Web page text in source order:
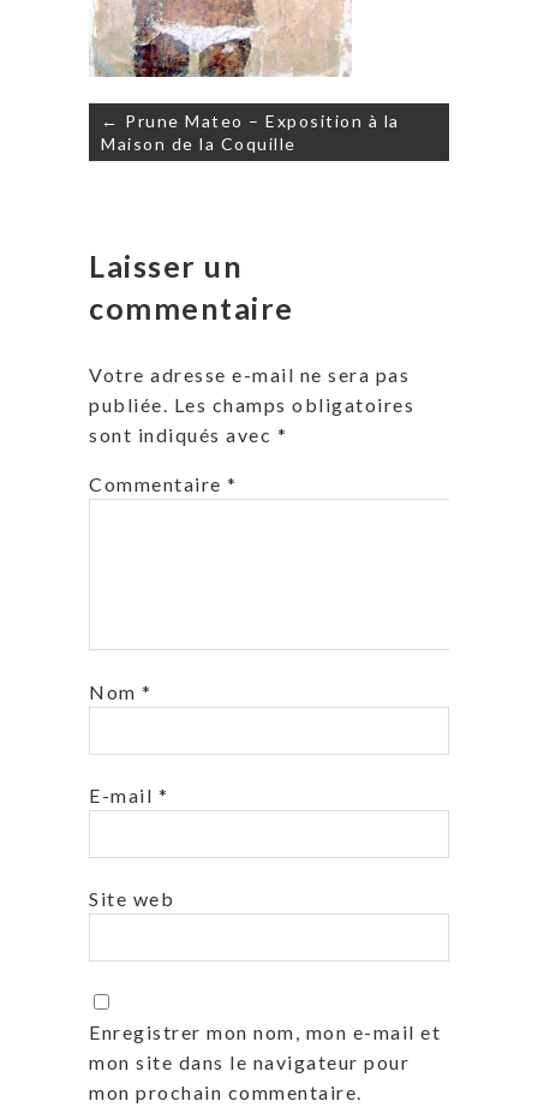
Navigation
de
l’article
← Prune Mateo – Exposition à la
Maison de la Coquille
Laisser un
commentaire
Votre adresse e-mail ne sera pas
publiée. Les champs obligatoires
sont indiqués avec *
Commentaire *
Nom *
E-mail *
Site web
Enregistrer mon nom, mon e-mail et
mon site dans le navigateur pour
mon prochain commentaire.